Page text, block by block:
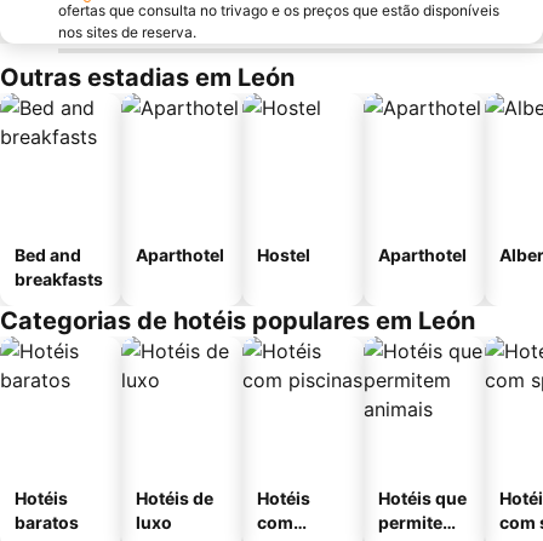
ofertas que consulta no trivago e os preços que estão disponíveis
nos sites de reserva.
Outras estadias em León
Bed and
breakfasts
Aparthotel Hostel Aparthotel
Categorias de hotéis populares em León
Hotéis
baratos
Hotéis de
luxo
Hotéis
com
Hotéis que
permitem
com